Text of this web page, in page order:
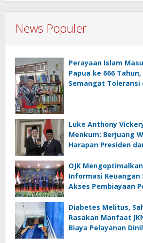
News Populer
Perayaan Islam
Papua ke 666
Semangat Toleransi
Luke Anthony
Menkum: Berjuang
Harapan Presiden
OJK
Informasi Keuangan
Akses Pembiayaan
Diabetes Melitus,
Rasakan Manfaat
Biaya Pelayanan